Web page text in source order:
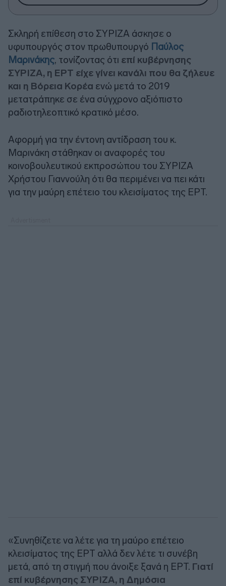
Σκληρή επίθεση στο ΣΥΡΙΖΑ άσκησε ο
υφυπουργός στον πρωθυπουργό Παύλος
Μαρινάκης, τονίζοντας ότι επί κυβέρνησης
ΣΥΡΙΖΑ, η ΕΡΤ είχε γίνει κανάλι που θα ζήλευε
και η Βόρεια Κορέα ενώ μετά το 2019
μετατράπηκε σε ένα σύγχρονο αξιόπιστο
ραδιοτηλεοπτικό κρατικό μέσο.
Αφορμή για την έντονη αντίδραση του κ.
Μαρινάκη στάθηκαν οι αναφορές του
κοινοβουλευτικού εκπροσώπου του ΣΥΡΙΖΑ
Χρήστου Γιαννούλη ότι θα περιμένει να πει κάτι
για την μαύρη επέτειο του κλεισίματος της ΕΡΤ.
«Συνηθίζετε να λέτε για τη μαύρο επέτειο
κλεισίματος της ΕΡΤ αλλά δεν λέτε τι συνέβη
μετά, από τη στιγμή που άνοιξε ξανά η ΕΡΤ. Γιατί
επί κυβέρνησης ΣΥΡΙΖΑ, η Δημόσια